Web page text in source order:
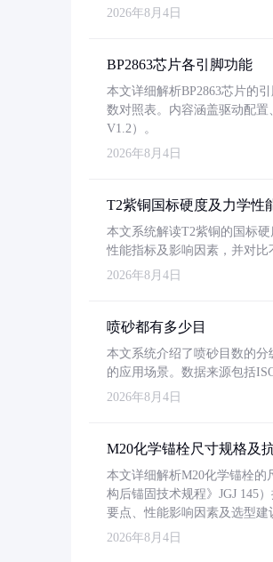
2026年8月4日
BP2863芯片各引脚功能
本文详细解析BP2863芯片的
数对照表。内容涵盖驱动配
V1.2）。
2026年8月4日
T2紫铜国标硬度及力学性
本文系统解读T2紫铜的国标
性能指标及影响因素，并对比
2026年8月4日
喷砂都有多少目
本文系统介绍了喷砂目数的分
的应用场景。数据来源包括
2026年8月4日
M20化学锚栓尺寸规格及
本文详细解析M20化学锚栓
构后锚固技术规程》JGJ 145
要点、性能影响因素及选型建
2026年8月4日